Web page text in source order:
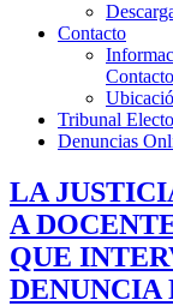
Contacto
Contacto
Tribunal
Denuncias
LA
A
QUE
DENUNCIA